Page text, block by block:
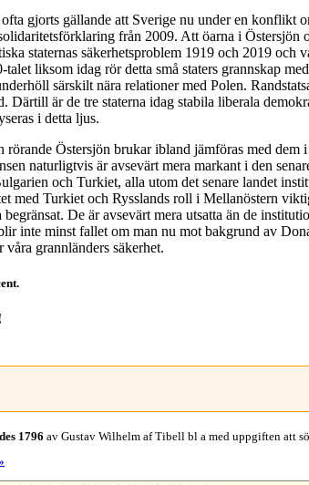
gjorts gällande att Sverige nu under en
från 2009. Att öarna i
staternas säkerhetsproblem 1919 och 2019
talet liksom idag rör detta små staters grannskap
särskilt nära relationer med Polen.
Därtill är de tre staterna idag stabila liberala
i detta ljus.
rörande Östersjön brukar ibland jämföras med
naturligtvis är avsevärt mera markant i den
och Turkiet, alla utom det senare landet
med Turkiet och Rysslands roll i Mellanöstern
begränsat. De är avsevärt mera utsatta än de
inte minst fallet om man nu mot bakgrund av
grannländers säkerhet.
1796 av Gustav Wilhelm af Tibell bl a med uppgiften att